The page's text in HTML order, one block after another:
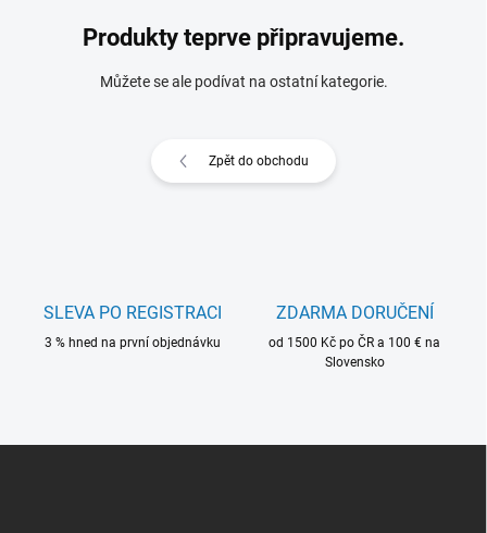
Produkty teprve připravujeme.
Můžete se ale podívat na ostatní kategorie.
Zpět do obchodu
SLEVA PO REGISTRACI
3 % hned na první objednávku
ZDARMA DORUČENÍ
od 1500 Kč po ČR a 100 € na
Slovensko